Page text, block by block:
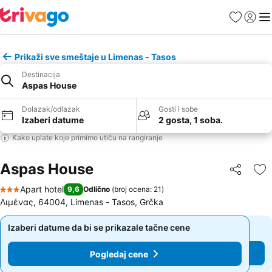
FavoritiPrijavi
Prikaži sve smeštaje u Limenas - Tasos
Destinacija
Aspas House
Dolazak/odlazak
Izaberi datume
Gosti i sobe
2 gosta, 1 soba.
Kako uplate koje primimo utiču na rangiranje
Aspas House Deli
3 Zvezdice
Apart hotel 9,6 Odlično (broj ocena: 21)
Λιμένας, 64004, Limenas - Tasos, Grčka
Izaberi datume da bi se prikazale tačne cene
Pogledaj cene
Izaberi datume da bi se prikazale tačne cene
Pogledaj cene